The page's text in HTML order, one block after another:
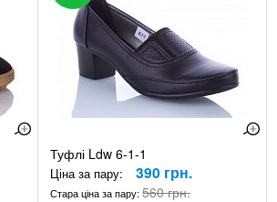
Туфлі Ldw 6-1-1
Ціна за пару: 390 грн.
Стара ціна за пару:560 грн.